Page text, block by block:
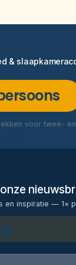
&
voor twee-
en inspiratie — 1×